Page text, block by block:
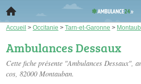
Accueil > Occitanie > Tarn-et-Garonne >
Ambulances Dessaux
Cette fiche présente "Ambulances Dessaux",
cos, 82000 Montauban.